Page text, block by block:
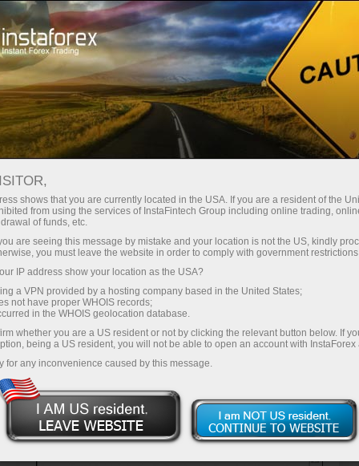
对于交易者 Technical analysis
21.05.2026 07:23 AM
2026 年 5 月 21–23 日 USD/OIL 交易信
號：在 101.46 美元下方做空，或在
95.58 美元上方做多（21 SMA - 200
EMA）
shows that you are currently located in the USA. If you are a resident of the
from using the services of InstaFintech Group including online trading,
of funds, etc.
are seeing this message by mistake and your location is not the US, kindly
you must leave the website in order to comply with government
IP address show your location as the USA?
a VPN provided by a hosting company based in the United States;
not have proper WHOIS records;
in the WHOIS geolocation database.
whether you are a US resident or not by clicking the relevant button below. If
being a US resident, you will not be able to open an account with InstaForex
for any inconvenience caused by this message.